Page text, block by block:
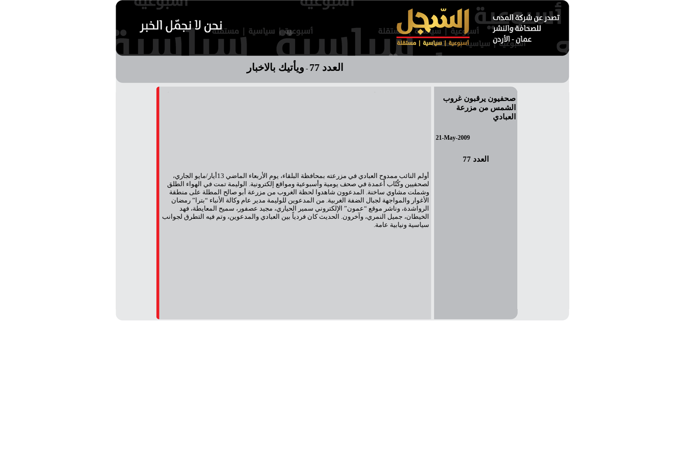
العدد 77 - ويأتيك بالاخبار
أولم النائب ممدوح العبادي في مزرعته بمحافظة البلقاء، يوم الأربعاء الماضي 13أيار/مايو الجاري،
لصحفيين وكُتّاب أعمدة في صحف يومية وأسبوعية ومواقع إلكترونية. الوليمة تمت في الهواء الطلق
وشملت مشاوي ساخنة. المدعوون شاهدوا لحظة الغروب من مزرعة أبو صالح المطلة على منطقة
الأغوار والمواجهة لجبال الضفة الغربية. من المدعوين للوليمة مدير عام وكالة الأنباء “بترا” رمضان
الرواشدة، وناشر موقع “عمون” الإلكتروني سمير الحياري، مجيد عصفور، سميح المعايطة، فهد
الخيطان، جميل النمري، وآخرون. الحديث كان فردياً بين العبادي والمدعوين، وتم فيه التطرق لجوانب
سياسية ونيابية عامة.
صحفيون يرقبون غروب
الشمس من مزرعة
العبادي
21-May-2009
العدد 77